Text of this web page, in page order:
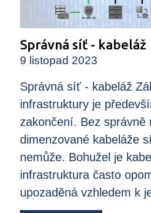
Správná síť - kabeláž
9 listopad 2023
Správná síť - kabeláž
infrastruktury je
zakončení. Bez správně
dimenzované kabeláže
nemůže. Bohužel je
infrastruktura často
upozaděná vzhledem k